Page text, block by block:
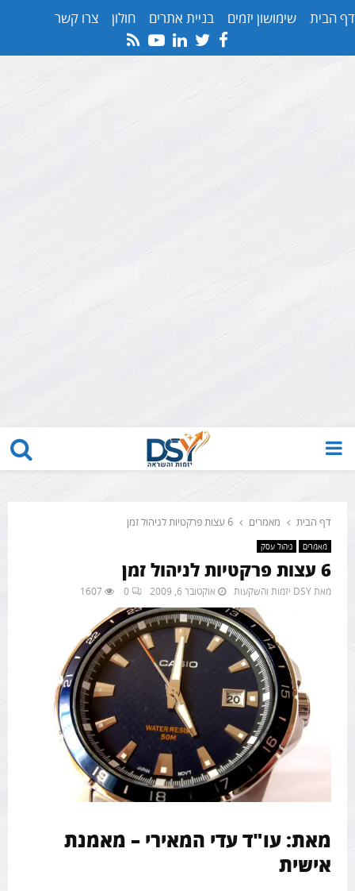
דף הבית שימושון יזמים בניית אתרים חולון צרו קשר
Facebook
Twitter
Linkedin
Youtube
Rss
PRIMARY
דף הבית מאמרים 6 עצות פרקטיות לניהול זמן
מאמרים ניהול עסק
6 עצות פרקטיות לניהול זמן
מאתDSY יזמות והשקעות אוקטובר 6, 2009 0
1607
מאת: עו"ד עדי המאירי – מאמנת
אישית